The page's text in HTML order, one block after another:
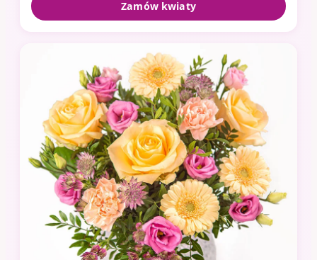
Zamów kwiaty